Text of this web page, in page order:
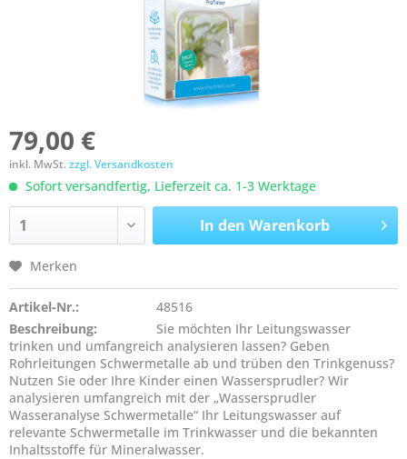
79,00 €
inkl. MwSt.zzgl. Versandkosten
Sofort versandfertig, Lieferzeit ca. 1-3 Werktage
In den Warenkorb
Merken
Artikel-Nr.:
48516
Beschreibung:
Sie möchten Ihr Leitungswasser
trinken und umfangreich analysieren lassen? Geben
Rohrleitungen Schwermetalle ab und trüben den Trinkgenuss?
Nutzen Sie oder Ihre Kinder einen Wassersprudler? Wir
analysieren umfangreich mit der „Wassersprudler
Wasseranalyse Schwermetalle“ Ihr Leitungswasser auf
relevante Schwermetalle im Trinkwasser und die bekannten
Inhaltsstoffe für Mineralwasser.